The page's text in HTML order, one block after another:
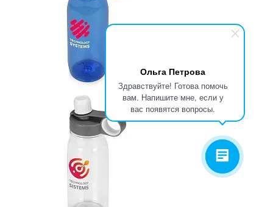
Ольга Петрова
Здравствуйте! Готова помочь
вам. Напишите мне, если у
вас появятся вопросы.